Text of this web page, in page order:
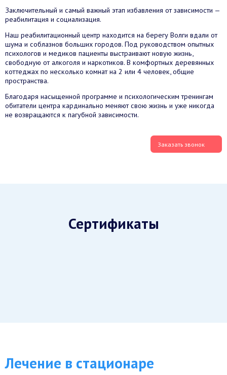
Заключительный и самый важный этап избавления от зависимости —
реабилитация и социализация.
Наш реабилитационный центр находится на берегу Волги вдали от
шума и соблазнов больших городов. Под руководством опытных
психологов и медиков пациенты выстраивают новую жизнь,
свободную от алкоголя и наркотиков. В комфортных деревянных
коттеджах по несколько комнат на 2 или 4 человек, общие
пространства.
Благодаря насыщенной программе и психологическим тренингам
обитатели центра кардинально меняют свою жизнь и уже никогда
не возвращаются к пагубной зависимости.
Заказать звонок
Сертификаты
Лечение в стационаре